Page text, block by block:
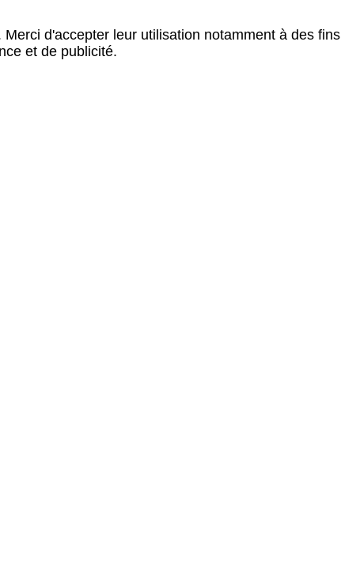
d'accepter leur utilisation notamment à des
et de publicité.
GALAXY A23 5G
GALAXY A23 5G